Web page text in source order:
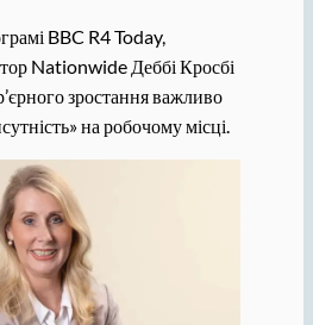
BBC R4 Today,
Nationwide Деббі Кросбі
зростання важливо
на робочому місці.